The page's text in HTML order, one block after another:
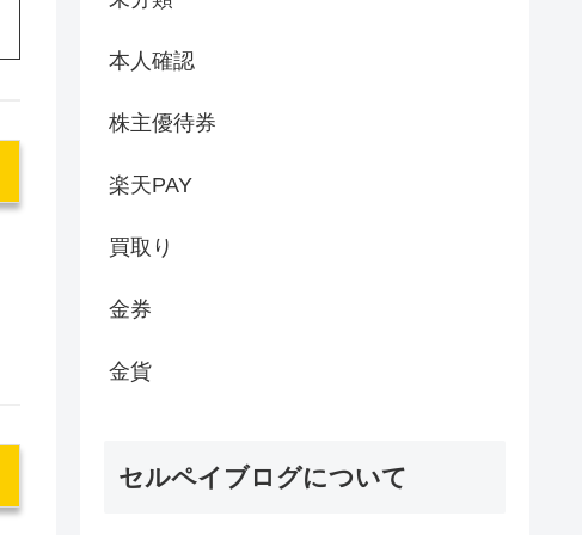
本人確認
株主優待券
楽天PAY
買取り
金券
金貨
セルペイブログについて